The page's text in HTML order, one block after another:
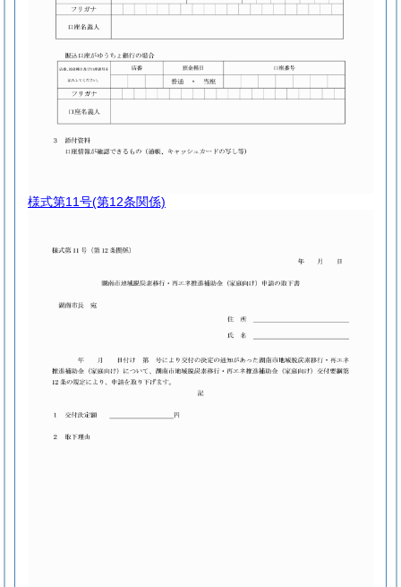
様式第11号(第12条関係)